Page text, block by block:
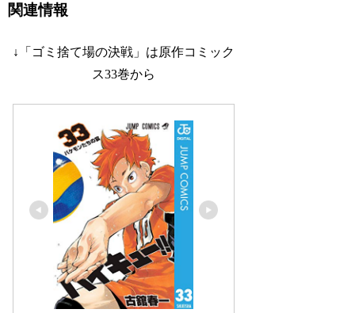
関連情報
↓「ゴミ捨て場の決戦」は原作コミック
ス33巻から